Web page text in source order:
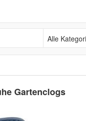
Alle Kategorien
Gartenclogs